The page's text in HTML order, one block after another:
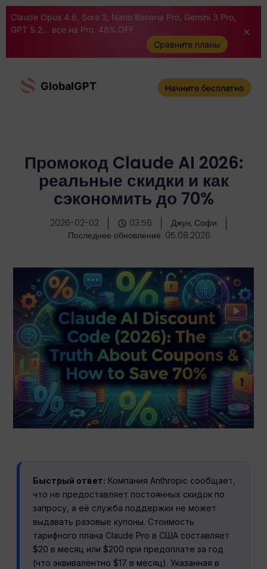
Claude Opus 4.6, Sora 2, Nano Banana Pro, Gemini 3 Pro,
GPT 5.2... все на Pro. 46% OFF
Сравните планы
GlobalGPT Начните бесплатно
Промокод Claude AI 2026:
реальные скидки и как
сэкономить до 70%
2026-02-02 03:56
Джун, Софи
Последнее обновление: 05.08.2026
Быстрый ответ: Компания Anthropic сообщает,
что не предоставляет постоянных скидок по
запросу, а её служба поддержки не может
выдавать разовые купоны. Стоимость
тарифного плана Claude Pro в США составляет
$20 в месяц или $200 при предоплате за год
(что эквивалентно $17 в месяц). Указанная в